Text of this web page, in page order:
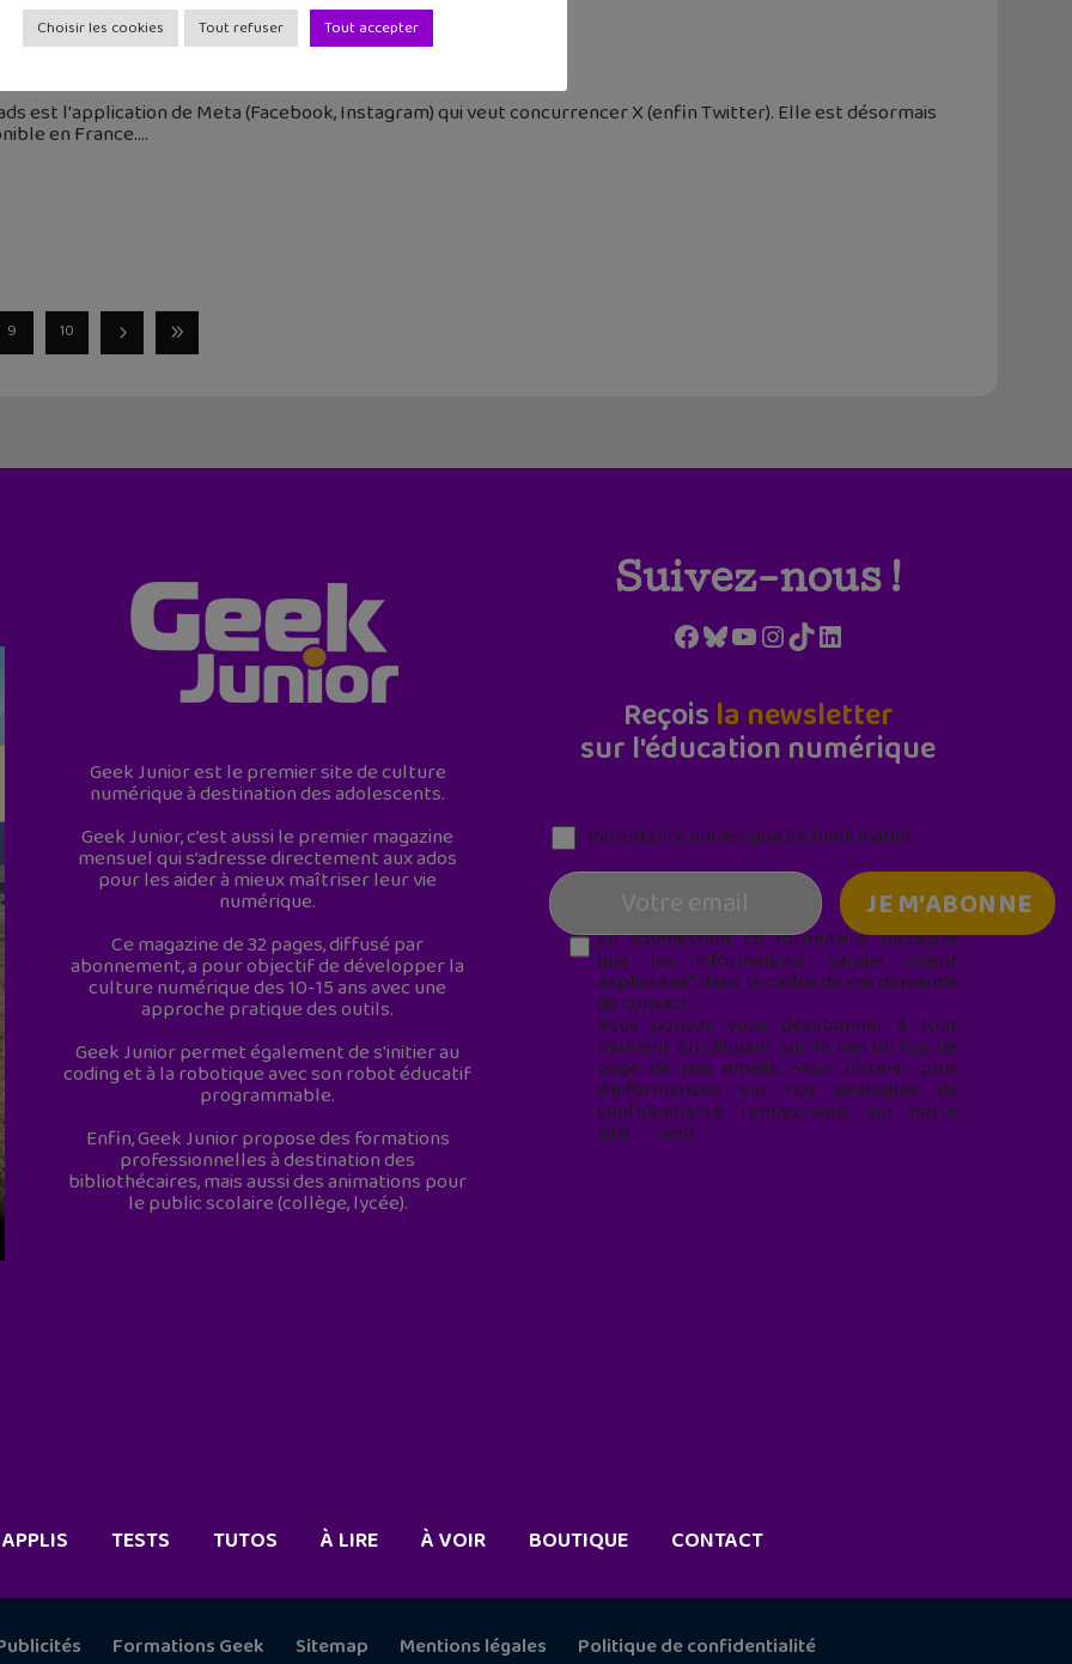
est disponible. Vous pouvez partir de X (Twitter)
est l'application de Meta (Facebook, Instagram) qui veut concurrencer X (enfin Twitter). Elle est désormais
en France.
9 10
Geek Junior est le premier site de culture
numérique à destination des adolescents.
Geek Junior, c’est aussi le premier magazine
mensuel qui s’adresse directement aux ados
pour les aider à mieux maîtriser leur vie
numérique.
Ce magazine de 32 pages, diffusé par
abonnement, a pour objectif de développer la
culture numérique des 10-15 ans avec une
approche pratique des outils.
Geek Junior permet également de s'initier au
coding et à la robotique avec son robot éducatif
programmable.
Enfin, Geek Junior propose des formations
professionnelles à destination des
bibliothécaires, mais aussi des animations pour
le public scolaire (collège, lycée).
Suivez-nous !
Facebook
Bluesky
YouTube
Instagram
TikTokLinkedIn
Reçois la newsletter
sur l'éducation numérique
Parentalité numérique (le lundi matin)
En soumettant ce formulaire, j’accepte
que les informations saisies soient
exploitées* dans le cadre de ma demande
de contact.
Vous pouvez vous désabonner à tout
moment en cliquant sur le lien en bas de
page de nos emails. Pour obtenir plus
d'informations sur nos pratiques de
confidentialité, rendez-vous sur notre
site web
Choisir les cookies Tout refuser Tout accepter
APPLIS TESTS TUTOS À LIRE À VOIR BOUTIQUE CONTACT
Formations Geek Sitemap Mentions légales Politique de confidentialité